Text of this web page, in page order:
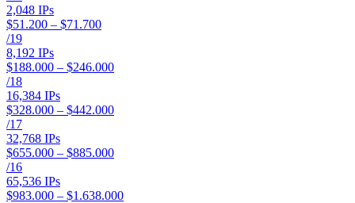
2,048 IPs
$51.200 – $71.700
/19
8,192 IPs
$188.000 – $246.000
/18
16,384 IPs
$328.000 – $442.000
/17
32,768 IPs
$655.000 – $885.000
/16
65,536 IPs
$983.000 – $1.638.000